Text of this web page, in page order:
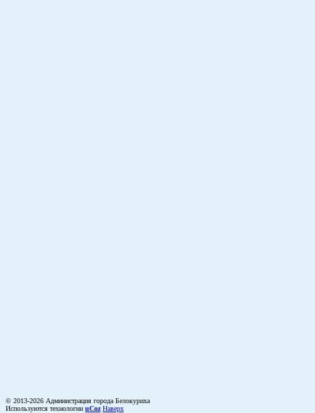
© 2013-2026 Администрация города Белокуриха
Используются технологии uCoz Наверх